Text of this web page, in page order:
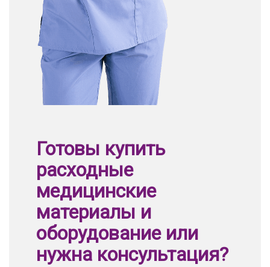
Готовы купить
расходные
медицинские
материалы и
оборудование или
нужна консультация?